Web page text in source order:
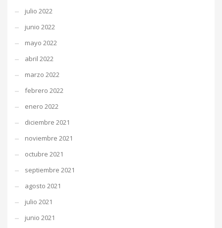
julio 2022
junio 2022
mayo 2022
abril 2022
marzo 2022
febrero 2022
enero 2022
diciembre 2021
noviembre 2021
octubre 2021
septiembre 2021
agosto 2021
julio 2021
junio 2021